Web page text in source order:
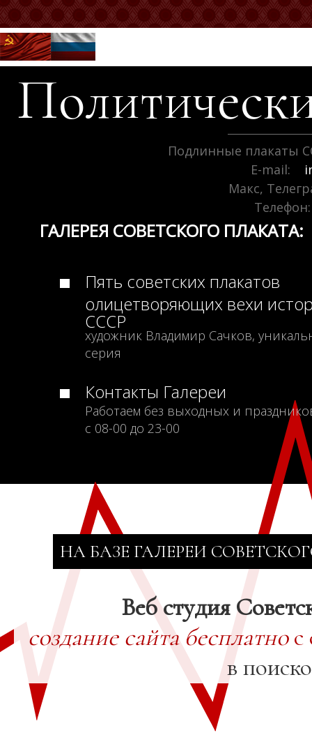
Подлинные плакаты
E-mail:
Макс,
Телефон:
ГАЛЕРЕЯ СОВЕТСКОГО ПЛАКАТА:
Пять советских плакатов
олицетворяющих вехи
СССР
художник Владимир Сачков,
серия
Контакты Галереи
Работаем без выходных и
с 08-00 до 23-00
НА БАЗЕ ГАЛЕРЕИ
Веб студия
создание сайта бесплатнос
в